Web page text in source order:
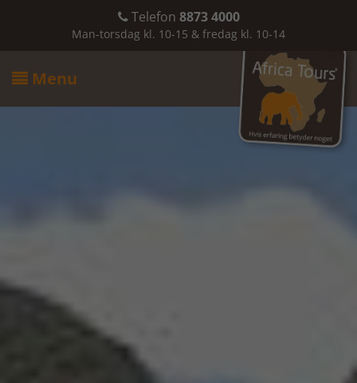
Telefon 8873 4000
Man-torsdag kl. 10-15 & fredag kl. 10-14
 Menu